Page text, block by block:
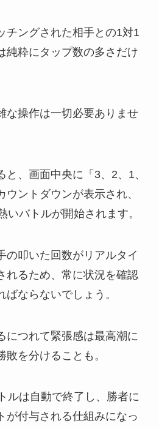
チングされた相手との1対1
純粋にタップ数の多さだけ
な操作は一切必要ありませ
、画面中央に「3、2、1、
ウントダウンが表示され、
いバトルが開始されます。
の叩いた回数がリアルタイ
れるため、常に状況を確認
ばならないでしょう。
につれて緊張感は最高潮に
を分けることも。
ルは自動で終了し、勝者に
が付与される仕組みになっ